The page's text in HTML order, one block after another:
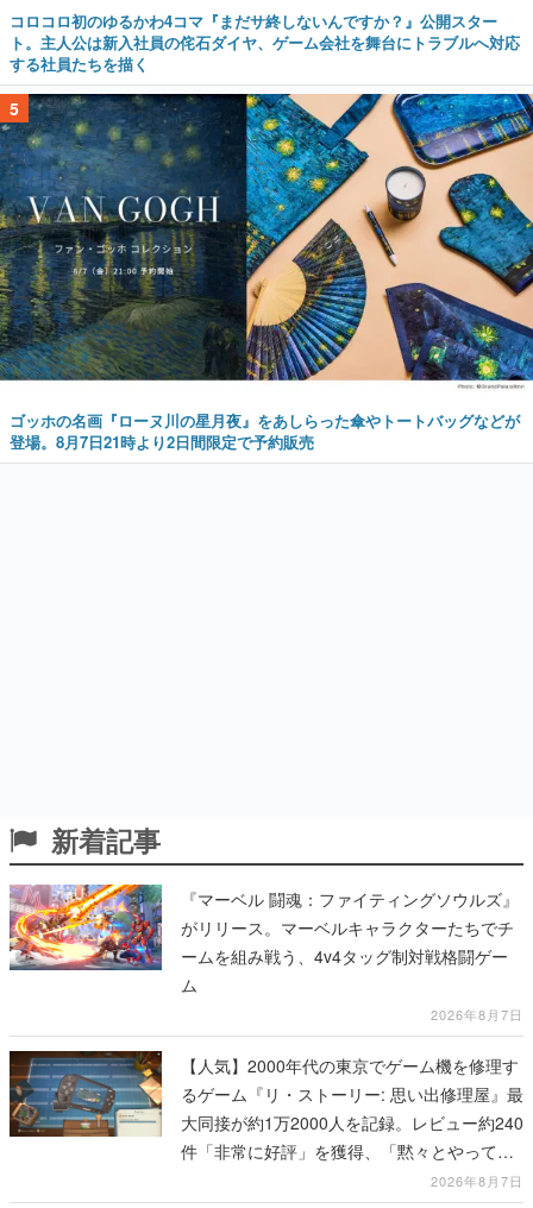
コロコロ初のゆるかわ4コマ『まだサ終しないんですか？』公開スター
ト。主人公は新入社員の侘石ダイヤ、ゲーム会社を舞台にトラブルへ対応
する社員たちを描く
5
ゴッホの名画『ローヌ川の星月夜』をあしらった傘やトートバッグなどが
登場。8月7日21時より2日間限定で予約販売
新着記事
『マーベル 闘魂：ファイティングソウルズ』
がリリース。マーベルキャラクターたちでチ
ームを組み戦う、4v4タッグ制対戦格闘ゲー
ム
2026年8月7日
【人気】2000年代の東京でゲーム機を修理す
るゲーム『リ・ストーリー: 思い出修理屋』最
大同接が約1万2000人を記録。レビュー約240
件「非常に好評」を獲得、「黙々とやってし
2026年8月7日